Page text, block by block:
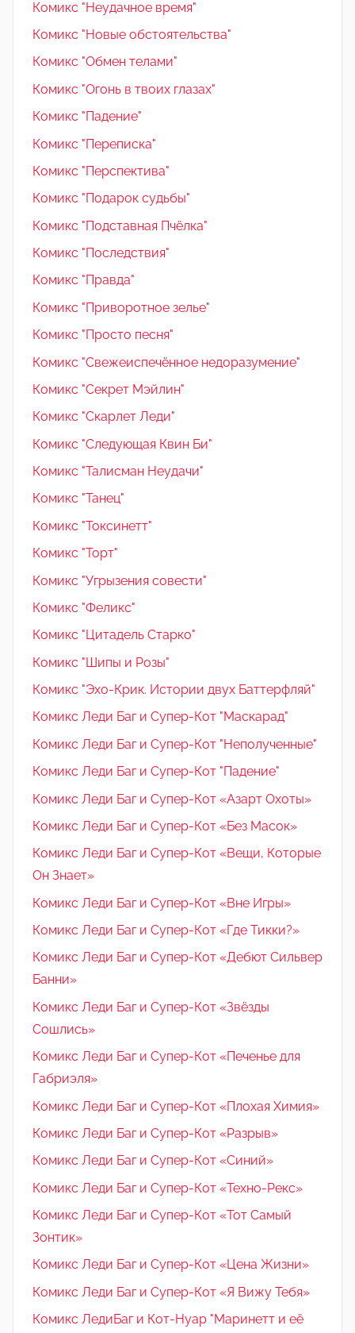
Комикс "Неудачное время"
Комикс "Новые обстоятельства"
Комикс "Обмен телами"
Комикс "Огонь в твоих глазах"
Комикс "Падение"
Комикс "Переписка"
Комикс "Перспектива"
Комикс "Подарок судьбы"
Комикс "Подставная Пчёлка"
Комикс "Последствия"
Комикс "Правда"
Комикс "Приворотное зелье"
Комикс "Просто песня"
Комикс "Свежеиспечённое недоразумение"
Комикс "Секрет Мэйлин"
Комикс "Скарлет Леди"
Комикс "Следующая Квин Би"
Комикс "Талисман Неудачи"
Комикс "Танец"
Комикс "Токсинетт"
Комикс "Торт"
Комикс "Угрызения совести"
Комикс "Феликс"
Комикс "Цитадель Старко"
Комикс "Шипы и Розы"
Комикс "Эхо-Крик. Истории двух Баттерфляй"
Комикс Леди Баг и Супер-Кот "Маскарад"
Комикс Леди Баг и Супер-Кот "Неполученные"
Комикс Леди Баг и Супер-Кот "Падение"
Комикс Леди Баг и Супер-Кот «Азарт Охоты»
Комикс Леди Баг и Супер-Кот «Без Масок»
Комикс Леди Баг и Супер-Кот «Вещи, Которые
Он Знает»
Комикс Леди Баг и Супер-Кот «Вне Игры»
Комикс Леди Баг и Супер-Кот «Где Тикки?»
Комикс Леди Баг и Супер-Кот «Дебют Сильвер
Банни»
Комикс Леди Баг и Супер-Кот «Звёзды
Сошлись»
Комикс Леди Баг и Супер-Кот «Печенье для
Габриэля»
Комикс Леди Баг и Супер-Кот «Плохая Химия»
Комикс Леди Баг и Супер-Кот «Разрыв»
Комикс Леди Баг и Супер-Кот «Синий»
Комикс Леди Баг и Супер-Кот «Техно-Рекс»
Комикс Леди Баг и Супер-Кот «Тот Самый
Зонтик»
Комикс Леди Баг и Супер-Кот «Цена Жизни»
Комикс Леди Баг и Супер-Кот «Я Вижу Тебя»
Комикс ЛедиБаг и Кот-Нуар "Маринетт и её